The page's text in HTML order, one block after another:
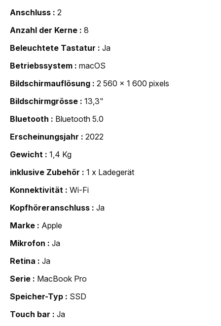
Anschluss
2
Anzahl der Kerne
8
Beleuchtete Tastatur
Ja
Betriebssystem
macOS
Bildschirmauflösung
2 560 x 1 600 pixels
Bildschirmgrösse
13,3"
Bluetooth
Bluetooth 5.0
Erscheinungsjahr
2022
Gewicht
1,4 Kg
inklusive Zubehör
1 x Ladegerät
Konnektivität
Wi-Fi
Kopfhöreranschluss
Ja
Marke
Apple
Mikrofon
Ja
Retina
Ja
Serie
MacBook Pro
Speicher-Typ
SSD
Touch bar
Ja